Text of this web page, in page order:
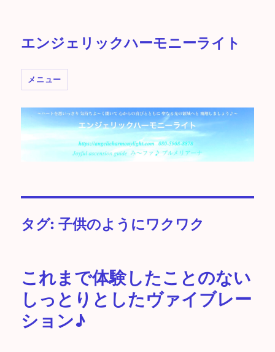
エンジェリックハーモニーライト
メニュー
タグ:子供のようにワクワク
これまで体験したことのない
しっとりとしたヴァイブレー
ション♪